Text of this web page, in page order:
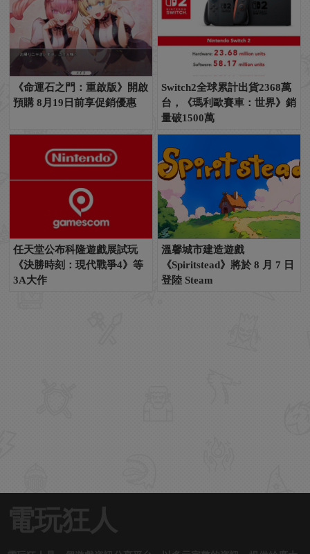
《命運石之門：重啟版》開啟
預購 8月19日前享促銷優惠
Switch2全球累計出貨2368萬
台，《瑪利歐賽車：世界》銷
量破1500萬
任天堂公布科隆遊戲展試玩
《決勝時刻：現代戰爭4》等
3A大作
溫馨城市建造遊戲
《Spiritstead》將於 8 月 7 日
登陸 Steam
電玩狂人